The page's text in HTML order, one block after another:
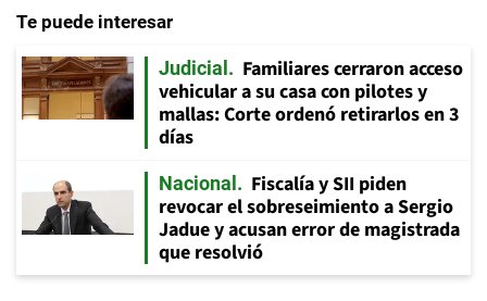
Te puede interesar
Judicial
Familiares cerraron acceso
vehicular a su casa con pilotes y
mallas: Corte ordenó retirarlos en 3
días
Nacional
Fiscalía y SII piden
revocar el sobreseimiento a Sergio
Jadue y acusan error de magistrada
que resolvió